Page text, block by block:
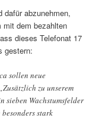
dafür abzunehmen,
mit dem bezahlten
dieses Telefonat 17
gestern:
sollen neue
zu unserem
sieben Wachstumsfelder
stark